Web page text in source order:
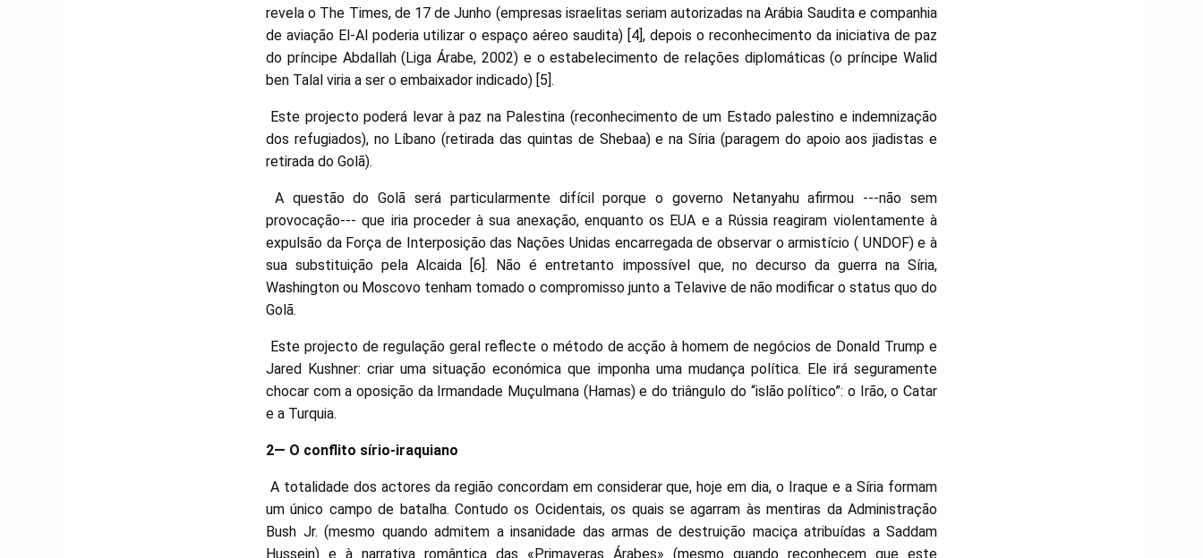
revela o The Times, de 17 de Junho (empresas israelitas seriam autorizadas na Arábia Saudita e companhia
de aviação El-Al poderia utilizar o espaço aéreo saudita) [4], depois o reconhecimento da iniciativa de paz
do príncipe Abdallah (Liga Árabe, 2002) e o estabelecimento de relações diplomáticas (o príncipe Walid
ben Talal viria a ser o embaixador indicado) [5].
Este projecto poderá levar à paz na Palestina (reconhecimento de um Estado palestino e indemnização
dos refugiados), no Líbano (retirada das quintas de Shebaa) e na Síria (paragem do apoio aos jiadistas e
retirada do Golã).
A questão do Golã será particularmente difícil porque o governo Netanyahu afirmou ---não sem
provocação--- que iria proceder à sua anexação, enquanto os EUA e a Rússia reagiram violentamente à
expulsão da Força de Interposição das Nações Unidas encarregada de observar o armistício ( UNDOF) e à
sua substituição pela Alcaida [6]. Não é entretanto impossível que, no decurso da guerra na Síria,
Washington ou Moscovo tenham tomado o compromisso junto a Telavive de não modificar o status quo do
Golã.
Este projecto de regulação geral reflecte o método de acção à homem de negócios de Donald Trump e
Jared Kushner: criar uma situação económica que imponha uma mudança política. Ele irá seguramente
chocar com a oposição da Irmandade Muçulmana (Hamas) e do triângulo do “islão político”: o Irão, o Catar
e a Turquia.
2— O conflito sírio-iraquiano
A totalidade dos actores da região concordam em considerar que, hoje em dia, o Iraque e a Síria formam
um único campo de batalha. Contudo os Ocidentais, os quais se agarram às mentiras da Administração
Bush Jr. (mesmo quando admitem a insanidade das armas de destruição maciça atribuídas a Saddam
Hussein) e à narrativa romântica das «Primaveras Árabes» (mesmo quando reconhecem que este